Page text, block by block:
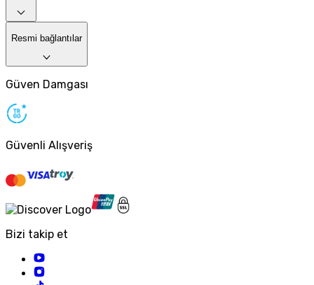
Resmi bağlantılar
Güven Damgası
Güvenli Alışveriş
Bizi takip et